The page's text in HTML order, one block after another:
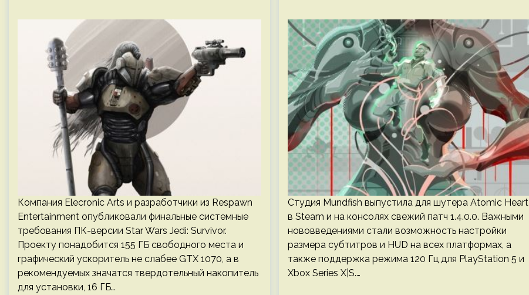
Компания Elecronic Arts и разработчики из Respawn
Entertainment опубликовали финальные системные
требования ПК-версии Star Wars Jedi: Survivor.
Проекту понадобится 155 ГБ свободного места и
графический ускоритель не слабее GTX 1070, а в
рекомендуемых значатся твердотельный накопитель
для установки, 16 ГБ…
Студия Mundfish выпустила для шутера Atomic Heart
в Steam и на консолях свежий патч 1.4.0.0. Важными
нововведениями стали возможность настройки
размера субтитров и HUD на всех платформах, а
также поддержка режима 120 Гц для PlayStation 5 и
Xbox Series X|S.…